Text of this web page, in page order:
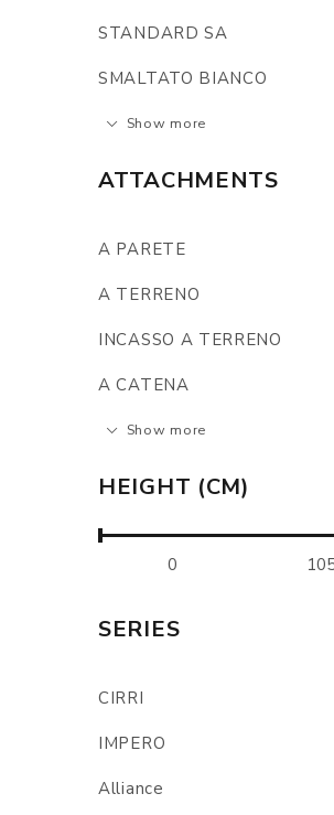
STANDARD SA
SMALTATO BIANCO
Show more
ATTACHMENTS
A PARETE
A TERRENO
INCASSO A TERRENO
A CATENA
Show more
HEIGHT (CM)
SERIES
CIRRI
IMPERO
Alliance